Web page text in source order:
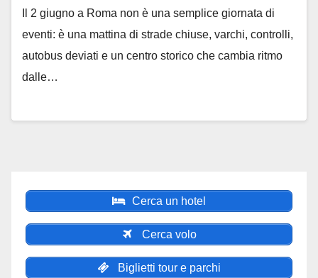
Il 2 giugno a Roma non è una semplice giornata di
eventi: è una mattina di strade chiuse, varchi, controlli,
autobus deviati e un centro storico che cambia ritmo
dalle…
Cerca un hotel
Cerca volo
Biglietti tour e parchi